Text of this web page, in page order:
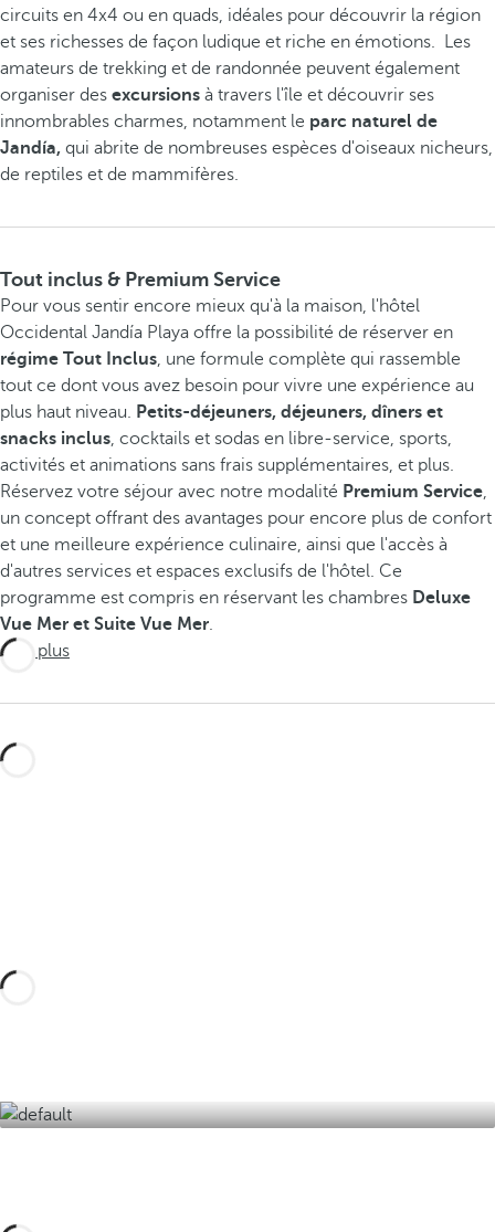
circuits en 4x4 ou en quads, idéales pour découvrir la région
et ses richesses de façon ludique et riche en émotions. Les
amateurs de trekking et de randonnée peuvent également
organiser des excursions à travers l'île et découvrir ses
innombrables charmes, notamment le parc naturel de
Jandía, qui abrite de nombreuses espèces d'oiseaux nicheurs,
de reptiles et de mammifères.
Tout inclus & Premium Service
Pour vous sentir encore mieux qu'à la maison, l'hôtel
Occidental Jandía Playa offre la possibilité de réserver en
régime Tout Inclus , une formule complète qui rassemble
tout ce dont vous avez besoin pour vivre une expérience au
plus haut niveau.
Petits-déjeuners, déjeuners, dîners et
snacks inclus , cocktails et sodas en libre-service, sports,
activités et animations sans frais supplémentaires, et plus.
Réservez votre séjour avec notre modalité Premium Service
un concept offrant des avantages pour encore plus de confort
et une meilleure expérience culinaire, ainsi que l'accès à
d'autres services et espaces exclusifs de l'hôtel. Ce
programme est compris en réservant les chambres Deluxe
Vue Mer et Suite Vue Mer
Voir plus